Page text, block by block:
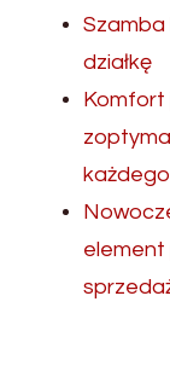
działkę
Komfort
element